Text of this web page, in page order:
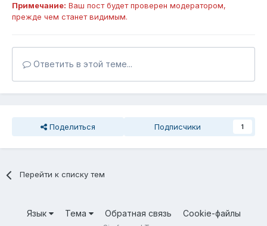
Примечание: Ваш пост будет проверен модератором,
прежде чем станет видимым.
Ответить в этой теме...
Поделиться Подписчики 1
Перейти к списку тем
Язык Тема Обратная связь Cookie-файлы